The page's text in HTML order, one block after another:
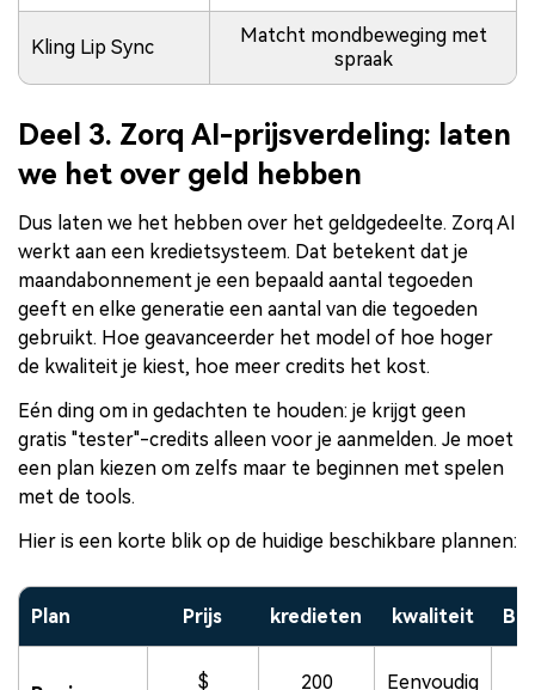
Kling Lip Sync
Matcht mondbeweging met
spraak
Deel 3. Zorq AI-prijsverdeling: laten
we het over geld hebben
Dus laten we het hebben over het geldgedeelte. Zorq AI
werkt aan een kredietsysteem. Dat betekent dat je
maandabonnement je een bepaald aantal tegoeden
geeft en elke generatie een aantal van die tegoeden
gebruikt. Hoe geavanceerder het model of hoe hoger
de kwaliteit je kiest, hoe meer credits het kost.
Eén ding om in gedachten te houden: je krijgt geen
gratis "tester"-credits alleen voor je aanmelden. Je moet
een plan kiezen om zelfs maar te beginnen met spelen
met de tools.
Hier is een korte blik op de huidige beschikbare plannen:
Plan Prijs kredieten kwaliteit
$ 200 Eenvoudig